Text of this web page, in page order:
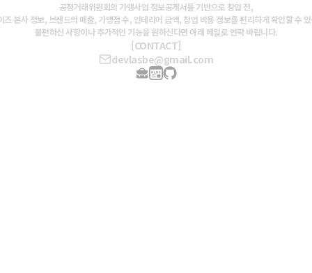
공정거래위원회의 가맹사업 정보공개서를 기반으로 창업 전,
즈 본사 정보, 브랜드의 매출, 가맹점 수, 인테리어 금액, 창업 비용 정보를 편리하게 확인할 수
불편하신 사항이나 추가적인 기능을 원하신다면 아래 메일로 연락 바랍니다.
[CONTACT]
devlasbe@gmail.com